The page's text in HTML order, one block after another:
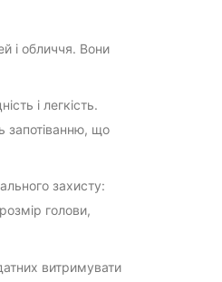
і обличчя. Вони
і легкість.
запотіванню, що
захисту:
голови,
витримувати